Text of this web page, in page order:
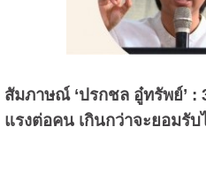
สัมภาษณ์ ‘ปรกชล อู๋ทรัพย์’ :
แรงต่อคน เกินกว่าจะยอมรับ